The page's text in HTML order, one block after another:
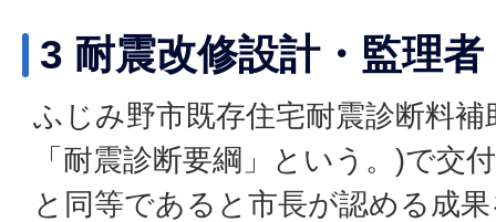
3 耐震改修設計・監理者
ふじみ野市既存住宅耐震診断料
「耐震診断要綱」という。)で交
と同等であると市長が認める成